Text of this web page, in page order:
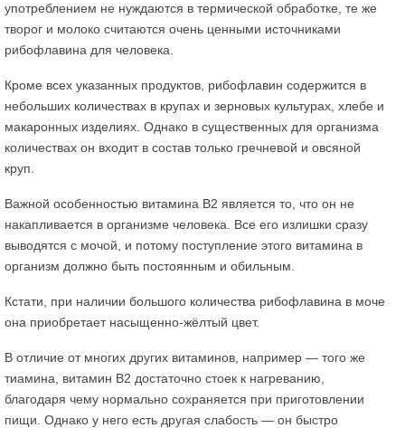
употреблением не нуждаются в термической обработке, те же
творог и молоко считаются очень ценными источниками
рибофлавина для человека.
Кроме всех указанных продуктов, рибофлавин содержится в
небольших количествах в крупах и зерновых культурах, хлебе и
макаронных изделиях. Однако в существенных для организма
количествах он входит в состав только гречневой и овсяной
круп.
Важной особенностью витамина В2 является то, что он не
накапливается в организме человека. Все его излишки сразу
выводятся с мочой, и потому поступление этого витамина в
организм должно быть постоянным и обильным.
Кстати, при наличии большого количества рибофлавина в моче
она приобретает насыщенно-жёлтый цвет.
В отличие от многих других витаминов, например — того же
тиамина, витамин В2 достаточно стоек к нагреванию,
благодаря чему нормально сохраняется при приготовлении
пищи. Однако у него есть другая слабость — он быстро